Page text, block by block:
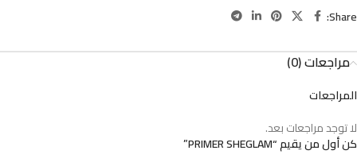
Share:
مراجعات (0)
المراجعات
لا توجد مراجعات بعد.
كن أول من يقيم “PRIMER SHEGLAM”